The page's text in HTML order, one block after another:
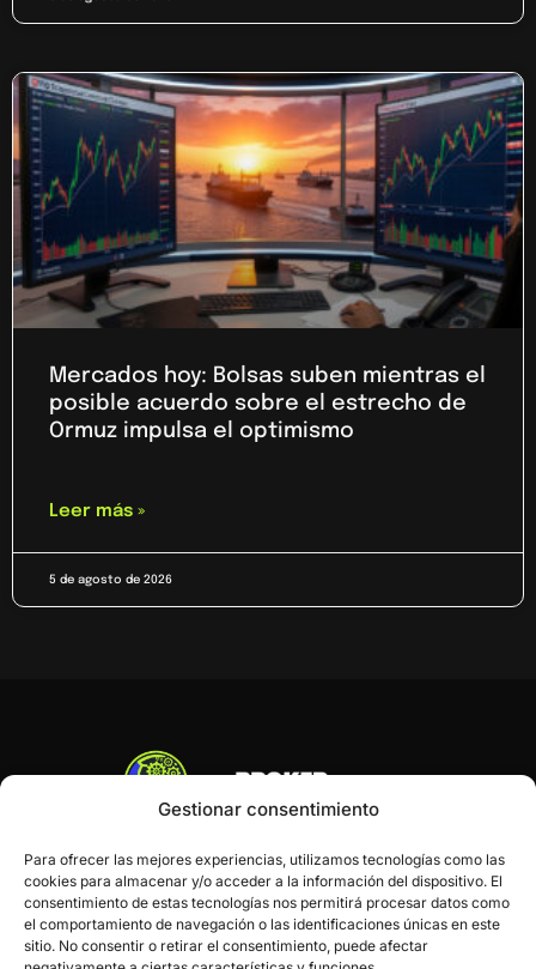
Gestionar consentimiento
Para ofrecer las mejores experiencias, utilizamos tecnologías como las
cookies para almacenar y/o acceder a la información del dispositivo. El
consentimiento de estas tecnologías nos permitirá procesar datos como
el comportamiento de navegación o las identificaciones únicas en este
sitio. No consentir o retirar el consentimiento, puede afectar
Mercados hoy: Bolsas suben mientras el
posible acuerdo sobre el estrecho de
Ormuz impulsa el optimismo
Leer más »
5 de agosto de 2026